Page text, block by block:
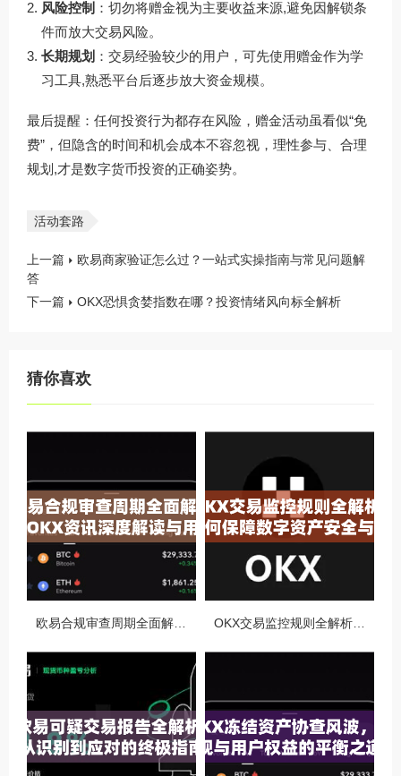
风险控制 ：切勿将赠金视为主要收益来源,避免因解锁条
件而放大交易风险。
长期规划 ：交易经验较少的用户，可先使用赠金作为学
习工具,熟悉平台后逐步放大资金规模。
最后提醒：任何投资行为都存在风险，赠金活动虽看似“免
费”，但隐含的时间和机会成本不容忽视，理性参与、合理
规划,才是数字货币投资的正确姿势。
活动套路
上一篇
欧易商家验证怎么过？一站式实操指南与常见问题解
答
下一篇
OKX恐惧贪婪指数在哪？投资情绪风向标全解析
猜你喜欢